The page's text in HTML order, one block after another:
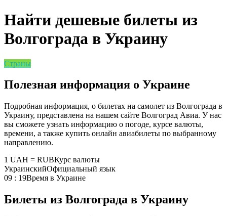
Найти дешевые билеты из
Волгограда в Украину
Страны
Полезная информация о Украине
Подробная информация, о билетах на самолет из Волгограда в
Украину, представлена на нашем сайте Волгоград Авиа. У нас
вы сможете узнать информацию о погоде, курсе валюты,
времени, а также купить онлайн авиабилеты по выбранному
направлению.
1 UAH = RUBКурс валюты
УкраинскийОфициальный язык
09 : 19Время в Украине
Билеты из Волгограда в Украину